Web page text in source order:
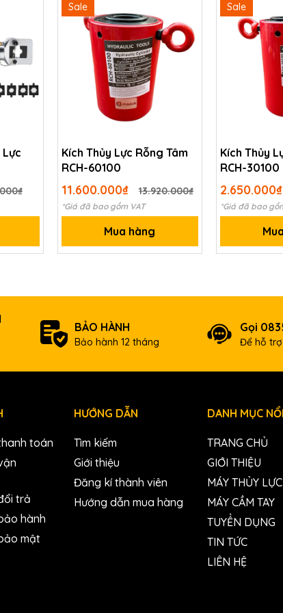
Lực
Sale
Kích Thủy Lực Rỗng Tâm
RCH-60100
11.600.000₫ 13.920.000₫
*Giá đã bao gồm VAT
Mua hàng
Sale
Kích Thủy
RCH-30100
2.650.000₫
*Giá đã bao
BẢO HÀNH
Bảo hành 12 tháng
Gọi
Để hỗ
toán
trả
hành
mật
HƯỚNG DẪN
Tìm kiếm
Giới thiệu
Đăng kí thành viên
Hướng dẫn mua hàng
DANH MỤC
TRANG CHỦ
GIỚI THIỆU
MÁY THỦY LỰC
MÁY CẦM TAY
TUYỂN DỤNG
TIN TỨC
LIÊN HỆ